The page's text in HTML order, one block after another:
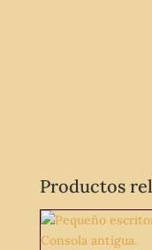
Productos